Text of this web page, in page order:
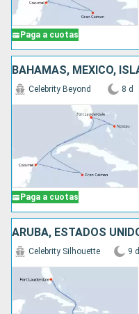
Paga a cuotas
Paga a cuotas
Celebrity Beyond 8 d
ARUBA, ESTADOS
Celebrity Silhouette 9 d